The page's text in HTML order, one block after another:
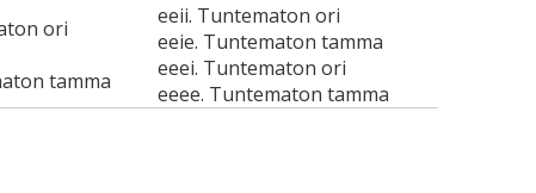
ori
eeii. Tuntematon ori
eeie. Tuntematon tamma
tamma
eeei. Tuntematon ori
eeee. Tuntematon tamma